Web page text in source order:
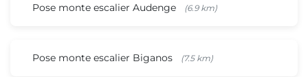
Pose monte escalier Audenge (6.9 km)
Pose monte escalier Biganos (7.5 km)